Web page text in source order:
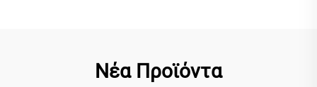
Νέα Προϊόντα